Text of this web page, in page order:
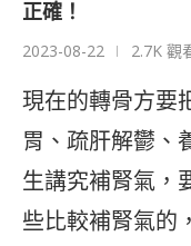
正確！
2023-08-22 2.7K 觀
現在的轉骨方要
胃、疏肝解鬱、
生講究補腎氣，
些比較補腎氣的